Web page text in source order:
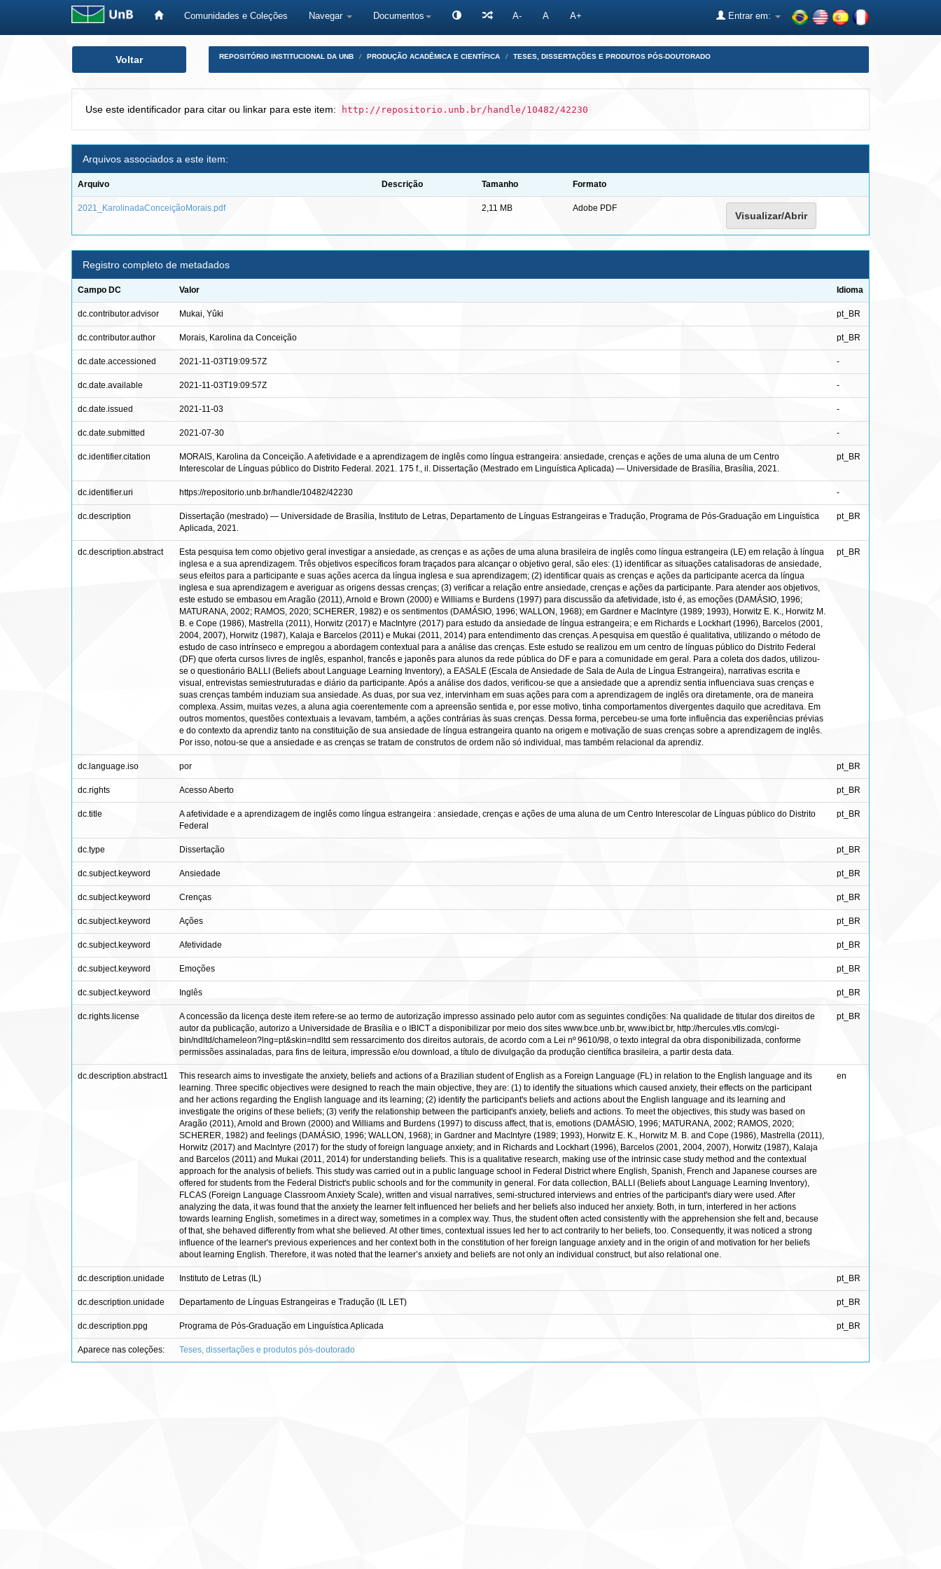
Comunidades e Coleções Navegar Documentos A- A A+ Entrar em:
Voltar REPOSITÓRIO INSTITUCIONAL DA UNB PRODUÇÃO ACADÊMICA E CIENTÍFICA TESES, DISSERTAÇÕES E PRODUTOS PÓS-DOUTORADO
Use este identificador para citar ou linkar para este item: http://repositorio.unb.br/handle/10482/42230
Arquivos associados a este item:
Arquivo Descrição Tamanho Formato
2021_KarolinadaConceiçãoMorais.pdf 2,11 MB Adobe PDF
Visualizar/Abrir
Registro completo de metadados
Campo DC Valor Idioma
dc.contributor.advisor Mukai, Yûki pt_BR
dc.contributor.author Morais, Karolina da Conceição pt_BR
dc.date.accessioned 2021-11-03T19:09:57Z -
dc.date.available 2021-11-03T19:09:57Z -
dc.date.issued 2021-11-03 -
dc.date.submitted 2021-07-30 -
dc.identifier.citation
MORAIS, Karolina da Conceição. A afetividade e a aprendizagem de inglês como língua estrangeira: ansiedade, crenças e ações de uma aluna de um Centro
Interescolar de Línguas público do Distrito Federal. 2021. 175 f., il. Dissertação (Mestrado em Linguística Aplicada) — Universidade de Brasília, Brasília, 2021.
pt_BR
dc.identifier.uri https://repositorio.unb.br/handle/10482/42230 -
dc.description
Dissertação (mestrado) — Universidade de Brasília, Instituto de Letras, Departamento de Línguas Estrangeiras e Tradução, Programa de Pós-Graduação em Linguística
Aplicada, 2021.
pt_BR
dc.description.abstract
Esta pesquisa tem como objetivo geral investigar a ansiedade, as crenças e as ações de uma aluna brasileira de inglês como língua estrangeira (LE) em relação à língua
inglesa e a sua aprendizagem. Três objetivos específicos foram traçados para alcançar o objetivo geral, são eles: (1) identificar as situações catalisadoras de ansiedade,
seus efeitos para a participante e suas ações acerca da língua inglesa e sua aprendizagem; (2) identificar quais as crenças e ações da participante acerca da língua
inglesa e sua aprendizagem e averiguar as origens dessas crenças; (3) verificar a relação entre ansiedade, crenças e ações da participante. Para atender aos objetivos,
este estudo se embasou em Aragão (2011), Arnold e Brown (2000) e Williams e Burdens (1997) para discussão da afetividade, isto é, as emoções (DAMÁSIO, 1996;
MATURANA, 2002; RAMOS, 2020; SCHERER, 1982) e os sentimentos (DAMÁSIO, 1996; WALLON, 1968); em Gardner e MacIntyre (1989; 1993), Horwitz E. K., Horwitz M.
B. e Cope (1986), Mastrella (2011), Horwitz (2017) e MacIntyre (2017) para estudo da ansiedade de língua estrangeira; e em Richards e Lockhart (1996), Barcelos (2001,
2004, 2007), Horwitz (1987), Kalaja e Barcelos (2011) e Mukai (2011, 2014) para entendimento das crenças. A pesquisa em questão é qualitativa, utilizando o método de
estudo de caso intrínseco e empregou a abordagem contextual para a análise das crenças. Este estudo se realizou em um centro de línguas público do Distrito Federal
(DF) que oferta cursos livres de inglês, espanhol, francês e japonês para alunos da rede pública do DF e para a comunidade em geral. Para a coleta dos dados, utilizou-
se o questionário BALLI (Beliefs about Language Learning Inventory), a EASALE (Escala de Ansiedade de Sala de Aula de Língua Estrangeira), narrativas escrita e
visual, entrevistas semiestruturadas e diário da participante. Após a análise dos dados, verificou-se que a ansiedade que a aprendiz sentia influenciava suas crenças e
suas crenças também induziam sua ansiedade. As duas, por sua vez, intervinham em suas ações para com a aprendizagem de inglês ora diretamente, ora de maneira
complexa. Assim, muitas vezes, a aluna agia coerentemente com a apreensão sentida e, por esse motivo, tinha comportamentos divergentes daquilo que acreditava. Em
outros momentos, questões contextuais a levavam, também, a ações contrárias às suas crenças. Dessa forma, percebeu-se uma forte influência das experiências prévias
e do contexto da aprendiz tanto na constituição de sua ansiedade de língua estrangeira quanto na origem e motivação de suas crenças sobre a aprendizagem de inglês.
Por isso, notou-se que a ansiedade e as crenças se tratam de construtos de ordem não só individual, mas também relacional da aprendiz.
pt_BR
dc.language.iso por pt_BR
dc.rights Acesso Aberto pt_BR
dc.title
A afetividade e a aprendizagem de inglês como língua estrangeira : ansiedade, crenças e ações de uma aluna de um Centro Interescolar de Línguas público do Distrito
Federal
pt_BR
dc.type Dissertação pt_BR
dc.subject.keyword Ansiedade pt_BR
dc.subject.keyword Crenças pt_BR
dc.subject.keyword Ações pt_BR
dc.subject.keyword Afetividade pt_BR
dc.subject.keyword Emoções pt_BR
dc.subject.keyword Inglês pt_BR
dc.rights.license
A concessão da licença deste item refere-se ao termo de autorização impresso assinado pelo autor com as seguintes condições: Na qualidade de titular dos direitos de
autor da publicação, autorizo a Universidade de Brasília e o IBICT a disponibilizar por meio dos sites www.bce.unb.br, www.ibict.br, http://hercules.vtls.com/cgi-
bin/ndltd/chameleon?lng=pt&skin=ndltd sem ressarcimento dos direitos autorais, de acordo com a Lei nº 9610/98, o texto integral da obra disponibilizada, conforme
permissões assinaladas, para fins de leitura, impressão e/ou download, a título de divulgação da produção científica brasileira, a partir desta data.
pt_BR
dc.description.abstract1
This research aims to investigate the anxiety, beliefs and actions of a Brazilian student of English as a Foreign Language (FL) in relation to the English language and its
learning. Three specific objectives were designed to reach the main objective, they are: (1) to identify the situations which caused anxiety, their effects on the participant
and her actions regarding the English language and its learning; (2) identify the participant's beliefs and actions about the English language and its learning and
investigate the origins of these beliefs; (3) verify the relationship between the participant's anxiety, beliefs and actions. To meet the objectives, this study was based on
Aragão (2011), Arnold and Brown (2000) and Williams and Burdens (1997) to discuss affect, that is, emotions (DAMÁSIO, 1996; MATURANA, 2002; RAMOS, 2020;
SCHERER, 1982) and feelings (DAMÁSIO, 1996; WALLON, 1968); in Gardner and MacIntyre (1989; 1993), Horwitz E. K., Horwitz M. B. and Cope (1986), Mastrella (2011),
Horwitz (2017) and MacIntyre (2017) for the study of foreign language anxiety; and in Richards and Lockhart (1996), Barcelos (2001, 2004, 2007), Horwitz (1987), Kalaja
and Barcelos (2011) and Mukai (2011, 2014) for understanding beliefs. This is a qualitative research, making use of the intrinsic case study method and the contextual
approach for the analysis of beliefs. This study was carried out in a public language school in Federal District where English, Spanish, French and Japanese courses are
offered for students from the Federal District's public schools and for the community in general. For data collection, BALLI (Beliefs about Language Learning Inventory),
FLCAS (Foreign Language Classroom Anxiety Scale), written and visual narratives, semi-structured interviews and entries of the participant's diary were used. After
analyzing the data, it was found that the anxiety the learner felt influenced her beliefs and her beliefs also induced her anxiety. Both, in turn, interfered in her actions
towards learning English, sometimes in a direct way, sometimes in a complex way. Thus, the student often acted consistently with the apprehension she felt and, because
of that, she behaved differently from what she believed. At other times, contextual issues led her to act contrarily to her beliefs, too. Consequently, it was noticed a strong
influence of the learner's previous experiences and her context both in the constitution of her foreign language anxiety and in the origin of and motivation for her beliefs
about learning English. Therefore, it was noted that the learner’s anxiety and beliefs are not only an individual construct, but also relational one.
en
dc.description.unidade Instituto de Letras (IL) pt_BR
dc.description.unidade Departamento de Línguas Estrangeiras e Tradução (IL LET) pt_BR
dc.description.ppg Programa de Pós-Graduação em Linguística Aplicada pt_BR
Aparece nas coleções: Teses, dissertações e produtos pós-doutorado